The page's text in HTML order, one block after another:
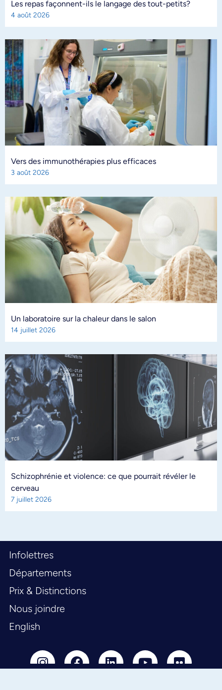
Les repas façonnent-ils le langage des tout-petits?
4 août 2026
Vers des immunothérapies plus efficaces
3 août 2026
Un laboratoire sur la chaleur dans le salon
14 juillet 2026
Schizophrénie et violence: ce que pourrait révéler le
cerveau
7 juillet 2026
Infolettres
Départements
Prix & Distinctions
Nous joindre
English